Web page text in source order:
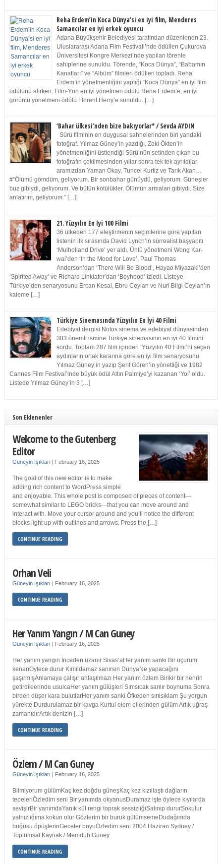
Reha Erdem’in Koca Dünya’si en iyi film, Menderes
Samancılar en iyi erkek oyuncu
Adana Büyükşehir Belediyesi tarafından düzenlenen 23.
Uluslararası Adana Film Festivali’nde ödüllen Çukurova
Üniversitesi Kongre Merkezi’nde yapılan törenle
sahiplerine sunuldu. Törende, “Koca Dünya”, “Babamın
Kanatları” ve “Albüm” filmleri ödülleri topladı. Reha
Erdem’in yönetmenliğini yaptığı “Koca Dünya” en iyi film
ödülünü alırken, Film-Yön en iyi yönetmen ödülü Reha Erdem’e, en iyi
görüntü yönetmeni ödülü Florent Herry’e sunuldu. […]
‘Bahar ülkesi’nden bize bakıyorlar* / Sevda AYDIN
Sürü filminin en duygusal sahnelerinden biri yandaki
fotoğraf. Yılmaz Güney’in yazdığı, Zeki Ökten’in
yönetmenliğini üstlendiği Sürü’nün setinden çıkan bu
fotoğrafın çekilmesinden yıllar sonra tek tek ayrıldılar
aramızdan Yaman Okay, Tuncel Kurtiz ve Tarık Akan…
#”Ölümü gömdüm, geliyorum. Bir sonbahar günüydü, geliyorum. Güneşler
buz gibiydi, geliyorum. Ve bütün kötülükler. Ölümün armaları gibiydi. Size
anlatırım, geliyorum.” […]
21. Yüzyılın En İyi 100 Filmi
36 ülkeden 177 eleştirmenin seçimlerine göre yapılan
listenin ilk sırasında David Lynch’in sürrealist başyapıtı
‘Mulholland Drive’ yer aldı. Ünlü yönetmeni Wong Kar-
wai’den ‘In the Mood for Love’, Paul Thomas
Anderson’dan ‘There Will Be Blood’, Hayao Miyazaki’den
‘Spirited Away’ ve Richard Linklater’dan ‘Boyhood’ izledi. Listeye
Türkiye’den senaryosunu Ercan Kesal, Ebru Ceylan ve Nuri Bilgi Ceylan’ın
kaleme […]
Türkiye Sinemasında Yüzyılın En İyi 40 Filmi
Edebiyat dergisi Notos sinema ve edebiyat dünyasından
383 önemli ismine Türkiye sinemasının en iyi 40 filmini
sordu. Toplam 287 film içinden ‘Yüzyılın 40 Filmi’ni seçen
aydınların ortak kararına göre en iyi film senaryosunu
Yılmaz Güney’in yazıp Şerif Gören’in yönettiği ve 1982
Cannes Film Festival’inde büyük ödül Altın Palmiye’yi kazanan ‘Yol’ oldu.
Listede Yılmaz Güney’in 3 […]
Son Eklenenler
Welcome to the Gutenberg
Editor
Güneyin Işıkları | February 16, 2025
The goal of this new editor is to make
adding rich content to WordPress simple
and enjoyable. This whole post is composed of pieces of content—
somewhat similar to LEGO bricks—that you can move around and
interact with. Move your cursor around and you’ll notice the different
blocks light up with outlines and arrows. Press the […]
CONTINUE READING
Orhan Veli
Güneyin Işıkları | February 16, 2025
CONTINUE READING
Her Yanım Yangın / M Can Guney
Güneyin Işıkları | February 16, 2025
Her yanım yangın İnceden uzanır Sivas’aHer yanım sanki Bir uçurum
kenarıÖylece durur Kımıldamaz sanırsın DünyaNe yapacağını
şaşırmışAnlamaya çalışır anlaşılmazı Her yanım özlem Birikir bir nehrin
getirdiklerinde usulcaHer yanım gülüşleri Sımsıcak sarılır boynuma Sonra
birden düşer kara bulutlarHer yanım sanki Öfkeden sırılsıklam Şu yorgun
yürekte Durdurulamaz bir kavga Kurtul elem ellerinden gülüm Artık uğraş
zamanıdırArtık denizin […]
CONTINUE READING
Özlem / M Can Guney
Güneyin Işıkları | February 16, 2025
Bilmiyorum gülümKaç kez doğdu güneşKaç kez kızıllaştı dağların
tepeleriÖzledim seni Bir yanımda okyanusDuramaz işte öylece kıyılarda
sevişirBir yanımdaYanık kül rengi toprak sessizliğiSalınıp dururSokulur
yalnızlığıma kokun olur Gözlerim bir buruk gülümsemeDudağımda
buğusu öpüşlerinGeceler boyuÖzledim seni 2004 Haziran Sydney /
Toplumsal Kaynak / Memduh Güney
CONTINUE READING